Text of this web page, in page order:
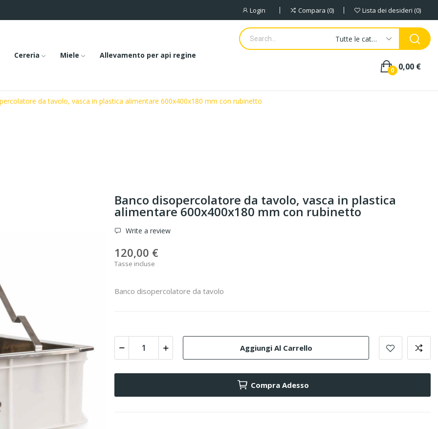
Login Compara 0 Lista dei desideri 0
Cereria Miele Allevamento per api regine
Tutte le categorie
0,00 €
0
da tavolo, vasca in plastica alimentare 600x400x180 mm con rubinetto
Banco disopercolatore da tavolo, vasca in plastica
alimentare 600x400x180 mm con rubinetto
Write a review
120,00 €
Tasse incluse
Banco disopercolatore da tavolo
Aggiungi Al Carrello
Compra Adesso